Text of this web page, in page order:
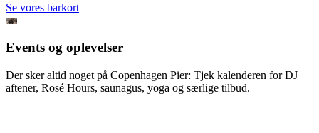
Se vores barkort
Events og oplevelser
Der sker altid noget på Copenhagen Pier: Tjek kalenderen for DJ
aftener, Rosé Hours, saunagus, yoga og særlige tilbud.